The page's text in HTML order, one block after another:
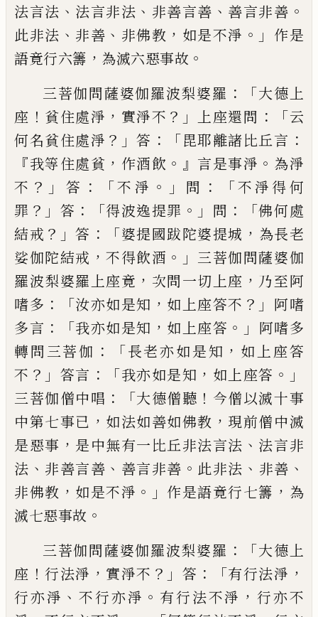
法言法 、 法言非法 、 非善言善 、 善言非善 。
此非法 、 非善 、 非佛教 ， 如是不淨 。」 作是
語竟行六籌 ， 為滅六惡事故 。
三菩伽問薩婆伽羅波梨婆羅 ：「大德上
座 ！ 貧住處淨 ， 實淨不 ？」 上座還問 ：「云
何名貧住處淨 ？」答 ：「毘耶離諸比丘言 ：
『我等住處貧 ， 作酒飲 。』 言是事淨 。 為淨
不 ？」 答 ： 「不淨 。」 問 ：「不淨得何
罪 ？」 答 ：「得波逸提罪 。」 問 ：「佛何處
結戒 ？」答 ：「婆提國跋陀婆提城 ， 為長老
娑伽陀結戒 ，不得飲酒 。」 三菩伽問薩婆伽
羅波梨婆羅上座竟 ， 次問一切上座 ， 乃至阿
嗜多 ：「汝亦如是知 ， 如上座答不 ？」 阿嗜
多言 ：「我亦如是知 ， 如上座答 。」 阿嗜多
轉問三菩伽 ：「長老亦如是知 ， 如上座答
不 ？」 答言 ：「我亦如是知 ， 如上座答 。」
三菩伽僧中唱 ：「大德僧聽 ！ 今僧以滅十事
中第七事已 ， 如法如善如佛教 ， 現前僧中滅
是惡事 ， 是中無有一比丘非法言法 、 法言非
法 、 非善言善 、 善言非善 。 此非法 、 非善 、
非佛教 ， 如是不淨 。」 作是語竟行七籌 ， 為
滅七惡事故 。
三菩伽問薩婆伽羅波梨婆羅 ： 「大德上
座 ！行法淨 ， 實淨不 ？」 答 ：「有行法淨 ，
行亦淨 、不行亦淨 。 有行法不淨 ， 行亦不